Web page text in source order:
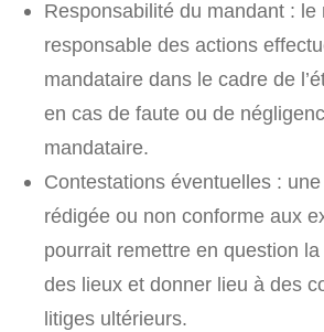
Responsabilité du mandant : le
responsable des actions
mandataire dans le cadre de
en cas de faute ou de
mandataire.
Contestations éventuelles :
rédigée ou non conforme aux
pourrait remettre en question la
des lieux et donner lieu à des
litiges ultérieurs.